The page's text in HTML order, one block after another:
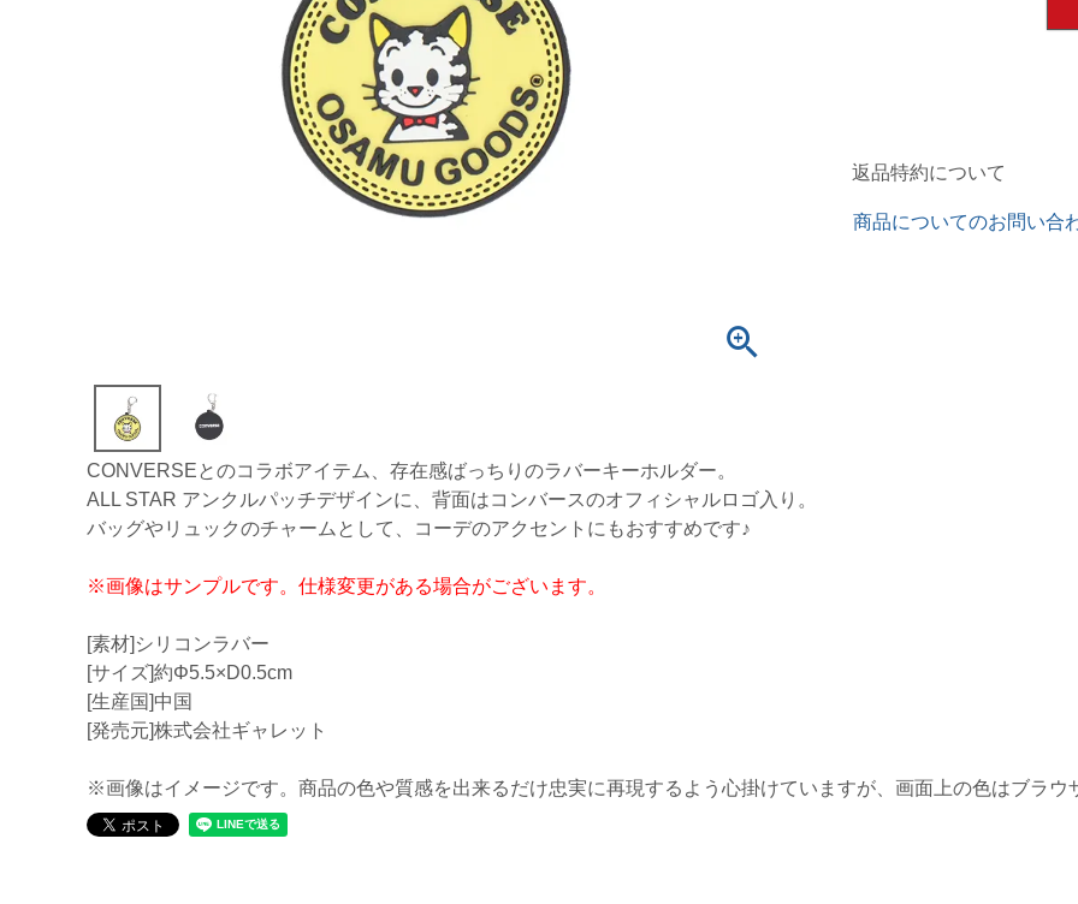
返品特約について
商品についてのお問い合
CONVERSEとのコラボアイテム、存在感ばっちりのラバーキーホルダー。
ALL STAR アンクルパッチデザインに、背面はコンバースのオフィシャルロゴ入り。
バッグやリュックのチャームとして、コーデのアクセントにもおすすめです♪
※画像はサンプルです。仕様変更がある場合がございます。
[素材]シリコンラバー
[サイズ]約Φ5.5×D0.5cm
[生産国]中国
[発売元]株式会社ギャレット
※画像はイメージです。商品の色や質感を出来るだけ忠実に再現するよう心掛けていますが、画面上の色はブラ